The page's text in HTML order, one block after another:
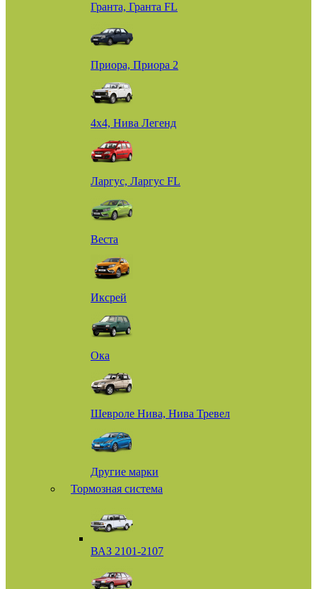
Гранта, Гранта FL
Приора, Приора 2
4х4, Нива Легенд
Ларгус, Ларгус FL
Веста
Иксрей
Ока
Шевроле Нива, Нива Тревел
Другие марки
Тормозная система
ВАЗ 2101-2107